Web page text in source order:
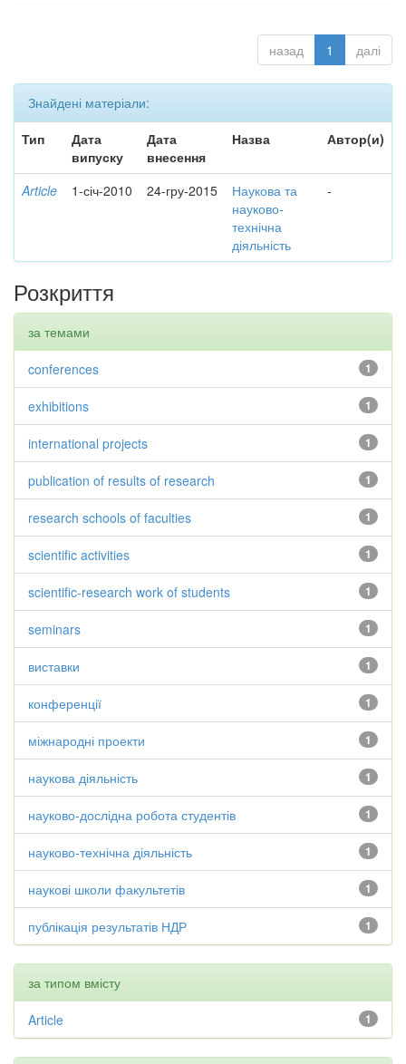
назад 1 далі
Знайдені матеріали:
Тип
Дата
випуску
Дата
внесення
Назва Автор(и)
Article 1-січ-2010 24-гру-2015
Наукова та
науково-
технічна
діяльність
-
Розкриття
за темами
1
conferences
1
exhibitions
1
international projects
1
publication of results of research
1
research schools of faculties
1
scientific activities
1
scientific-research work of students
1
seminars
1
виставки
1
конференції
1
міжнародні проекти
1
наукова діяльність
1
науково-дослідна робота студентів
1
науково-технічна діяльність
1
наукові школи факультетів
1
публікація результатів НДР
за типом вмісту
1
Article